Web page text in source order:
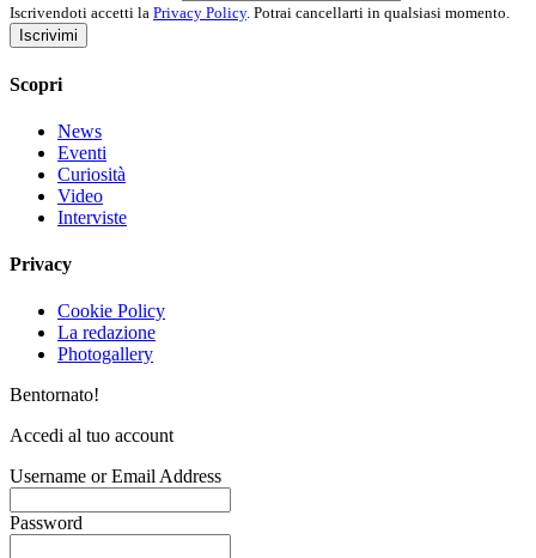
Iscrivendoti accetti la Privacy Policy. Potrai cancellarti in qualsiasi momento.
Iscrivimi
Scopri
News
Eventi
Curiosità
Video
Interviste
Privacy
Cookie Policy
La redazione
Photogallery
Bentornato!
Accedi al tuo account
Username or Email Address
Password